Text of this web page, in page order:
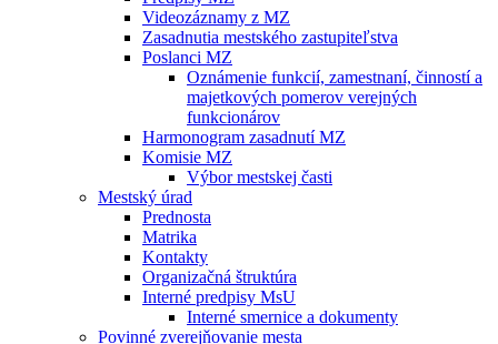
Videozáznamy z MZ
Zasadnutia mestského zastupiteľstva
Poslanci MZ
Oznámenie funkcií, zamestnaní, činností a
majetkových pomerov verejných
funkcionárov
Harmonogram zasadnutí MZ
Komisie MZ
Výbor mestskej časti
Mestský úrad
Prednosta
Matrika
Kontakty
Organizačná štruktúra
Interné predpisy MsU
Interné smernice a dokumenty
Povinné zverejňovanie mesta